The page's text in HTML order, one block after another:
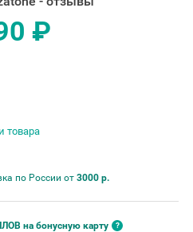
₽
товара
по России от 3000 р.
на бонусную карту